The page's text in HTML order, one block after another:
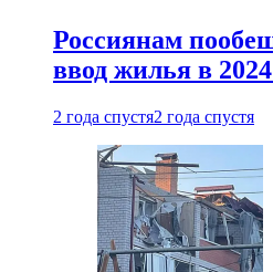
Россиянам
ввод жилья в 2024
2 года спустя2 года спустя